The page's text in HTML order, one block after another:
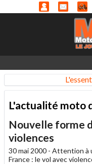
L'actualité moto
Nouvelle forme
violences
30 mai 2000 - Attention à
France : le vol avec